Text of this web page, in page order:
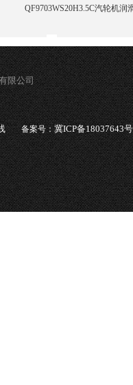
QF9703WS20H3.5C汽轮机润
限公司
备案号：冀ICP备18037643